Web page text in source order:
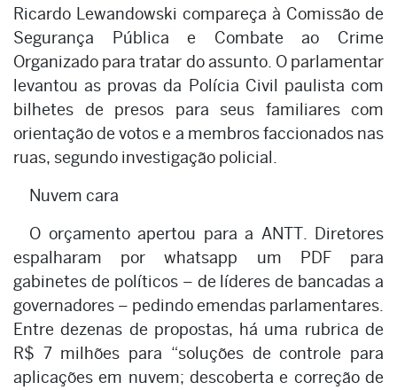
Ricardo Lewandowski compareça à Comissão de
Segurança Pública e Combate ao Crime
Organizado para tratar do assunto. O parlamentar
levantou as provas da Polícia Civil paulista com
bilhetes de presos para seus familiares com
orientação de votos e a membros faccionados nas
ruas, segundo investigação policial.
Nuvem cara
O orçamento apertou para a ANTT. Diretores
espalharam por whatsapp um PDF para
gabinetes de políticos – de líderes de bancadas a
governadores – pedindo emendas parlamentares.
Entre dezenas de propostas, há uma rubrica de
R$ 7 milhões para “soluções de controle para
aplicações em nuvem; descoberta e correção de